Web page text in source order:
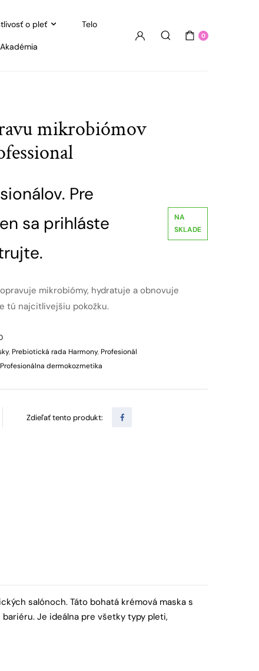
o pleť Telo
Akadémia
0
mikrobiómov
Pre
sa prihláste
NA
SKLADE
mikrobiómy, hydratuje a obnovuje
tú najcitlivejšiu pokožku.
,Prebiotická rada Harmony,Profesionál
Profesionálna dermokozmetika
Zdieľať tento produkt:
salónoch. Táto bohatá krémová maska s
Je ideálna pre všetky typy pleti,